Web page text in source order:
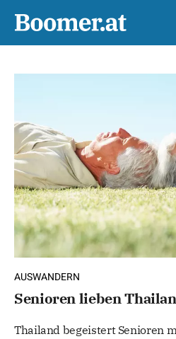
AUSWANDERN
Senioren lieben
Thailand begeistert Senioren